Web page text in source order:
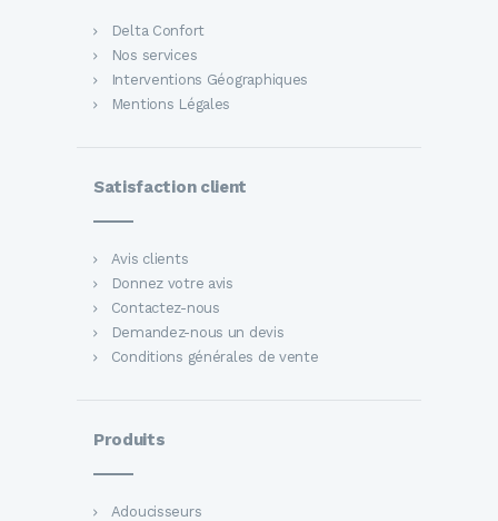
Delta Confort
Nos services
Interventions Géographiques
Mentions Légales
Satisfaction client
Avis clients
Donnez votre avis
Contactez-nous
Demandez-nous un devis
Conditions générales de vente
Produits
Adoucisseurs